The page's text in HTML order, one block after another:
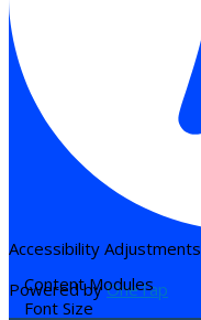
Accessibility Adjustments
Powered byOneTap
Content Modules
Font Size